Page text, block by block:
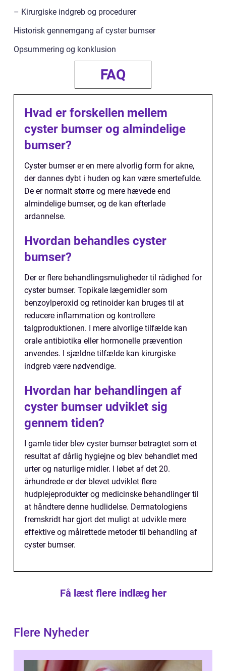
– Kirurgiske indgreb og procedurer
Historisk gennemgang af cyster bumser
Opsummering og konklusion
FAQ
Hvad er forskellen mellem
cyster bumser og almindelige
bumser?
Cyster bumser er en mere alvorlig form for akne,
der dannes dybt i huden og kan være smertefulde.
De er normalt større og mere hævede end
almindelige bumser, og de kan efterlade
ardannelse.
Hvordan behandles cyster
bumser?
Der er flere behandlingsmuligheder til rådighed for
cyster bumser. Topikale lægemidler som
benzoylperoxid og retinoider kan bruges til at
reducere inflammation og kontrollere
talgproduktionen. I mere alvorlige tilfælde kan
orale antibiotika eller hormonelle prævention
anvendes. I sjældne tilfælde kan kirurgiske
indgreb være nødvendige.
Hvordan har behandlingen af
cyster bumser udviklet sig
gennem tiden?
I gamle tider blev cyster bumser betragtet som et
resultat af dårlig hygiejne og blev behandlet med
urter og naturlige midler. I løbet af det 20.
århundrede er der blevet udviklet flere
hudplejeprodukter og medicinske behandlinger til
at håndtere denne hudlidelse. Dermatologiens
fremskridt har gjort det muligt at udvikle mere
effektive og målrettede metoder til behandling af
cyster bumser.
Få læst flere indlæg her
Flere Nyheder